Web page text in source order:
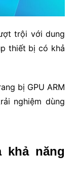
trội với dung
thiết bị có khả
bị GPU ARM
nghiệm dùng
khả năng